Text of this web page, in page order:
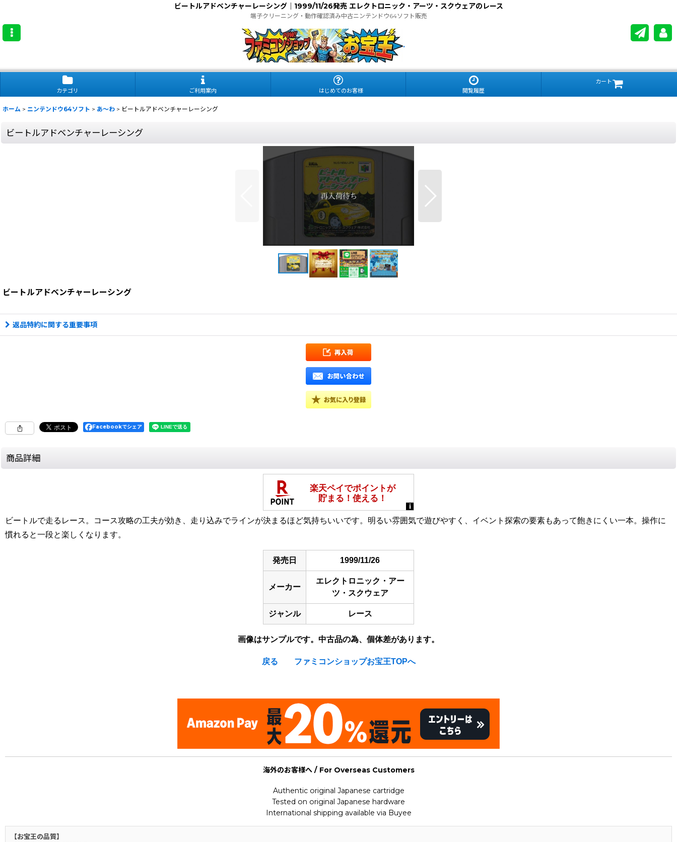
ビートルアドベンチャーレーシング｜1999/11/26発売 エレクトロニック・アーツ・スクウェアのレース
端子クリーニング・動作確認済み中古ニンテンドウ64ソフト販売
.
カテゴリ ご利用案内 はじめてのお客様 閲覧履歴
カート
ホーム > ニンテンドウ64ソフト > あ〜わ > ビートルアドベンチャーレーシング
ビートルアドベンチャーレーシング
ビートルアドベンチャーレーシング
返品特約に関する重要事項
Facebookでシェア
商品詳細
ビートルで走るレース。コース攻略の工夫が効き、走り込みでラインが決まるほど気持ちいいです。明るい雰囲気で遊びやすく、イベント探索の要素もあって飽きにくい一本。操作に
慣れると一段と楽しくなります。
発売日 1999/11/26
メーカー
エレクトロニック・アー
ツ・スクウェア
ジャンル レース
画像はサンプルです。中古品の為、個体差があります。
戻る ファミコンショップお宝王TOPへ
海外のお客様へ / For Overseas Customers
Authentic original Japanese cartridge
Tested on original Japanese hardware
International shipping available via Buyee
【お宝王の品質】